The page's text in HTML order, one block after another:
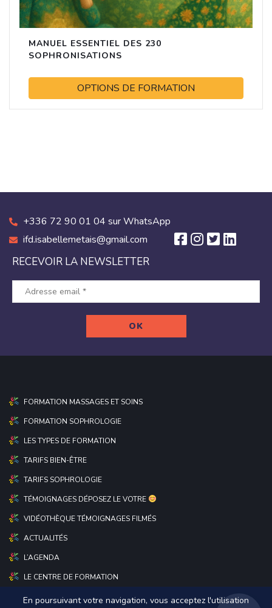
MANUEL ESSENTIEL DES 230
SOPHRONISATIONS
OPTIONS DE FORMATION
+336 72 90 01 04 sur WhatsApp
ifd.isabellemetais@gmail.com
RECEVOIR LA NEWSLETTER
FORMATION MASSAGES ET SOINS
FORMATION SOPHROLOGIE
LES TYPES DE FORMATION
TARIFS BIEN-ÊTRE
TARIFS SOPHROLOGIE
TÉMOIGNAGES DÉPOSEZ LE VOTRE
VIDÉOTHÈQUE TÉMOIGNAGES FILMÉS
ACTUALITÉS
L’AGENDA
LE CENTRE DE FORMATION
En poursuivant votre navigation, vous acceptez l'utilisation